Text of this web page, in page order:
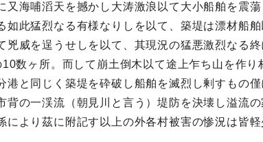
海哺滔天を撼かし大涛激浪以て大小船舶を震
此猛烈なる有様なりしを以て、築堤は漂材船
威を逞うせしを以て、其現況の猛悪激烈なる
数ヶ所。而して崩土倒木以て途上乍ち山を作り
と同じく築堤を砕破し船舶を滅烈し剰すもの
の一渓流（朝見川と言う）堤防を決壊し溢流の
より茲に附記す以上の外各村被害の惨況は皆